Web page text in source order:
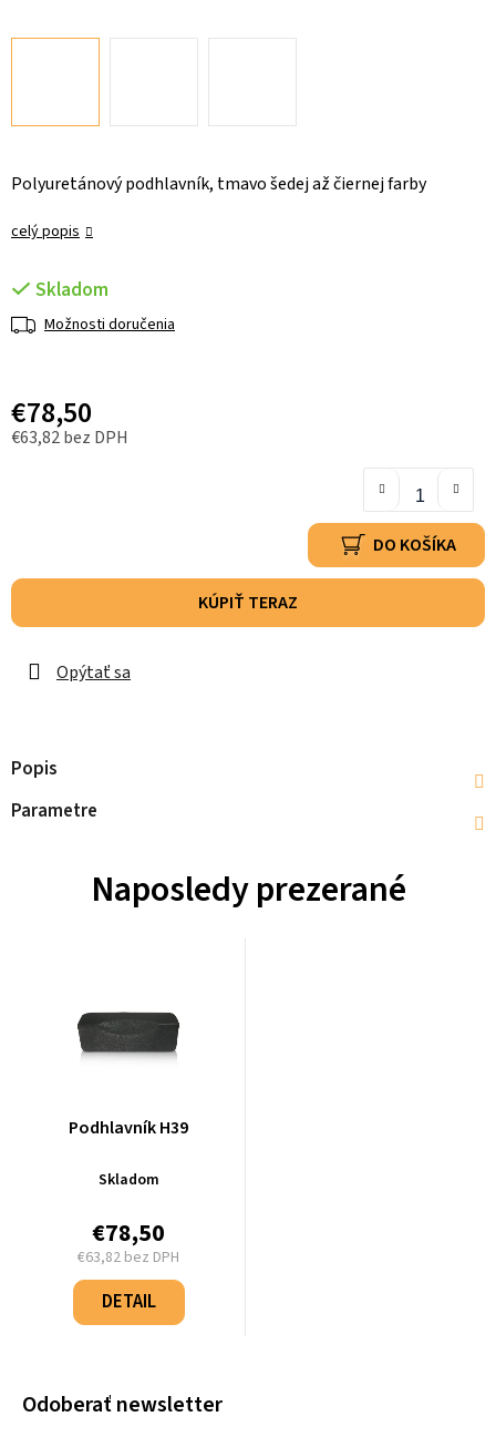
Polyuretánový podhlavník, tmavo šedej až čiernej farby
celý popis
Skladom
Možnosti doručenia
€78,50
€63,82 bez DPH
DO KOŠÍKA
KÚPIŤ TERAZ
Opýtať sa
Popis
Parametre
Naposledy prezerané
Podhlavník H39
Skladom
€78,50
€63,82 bez DPH
Jednotková
cena:
DETAIL
Odoberať newsletter